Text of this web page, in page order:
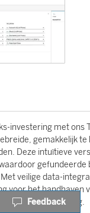
investering met ons
gemakkelijk te
Deze intuïtieve
gefundeerde
veilige data-
voor het handhaven
omgeving.
Feedback